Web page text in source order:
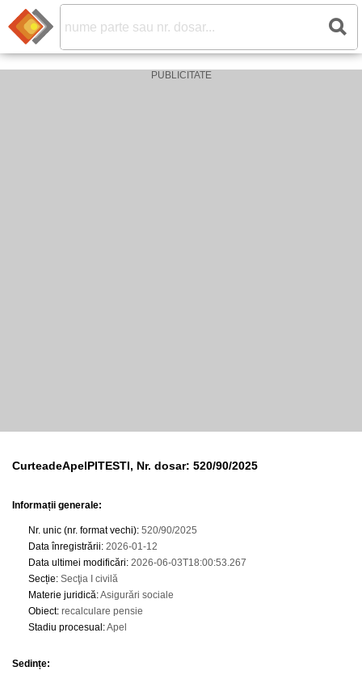
CurteadeApelPITESTI, Nr. dosar: 520/90/2025
Informații generale:
Nr. unic (nr. format vechi): 520/90/2025
Data înregistrării: 2026-01-12
Data ultimei modificări: 2026-06-03T18:00:53.267
Secție: Secţia I civilă
Materie juridică:Asigurări sociale
Obiect: recalculare pensie
Stadiu procesual :Apel
Sedințe: